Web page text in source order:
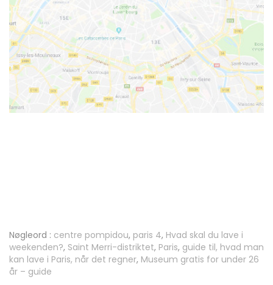
Nøgleord : centre pompidou, paris 4, Hvad skal du lave i
weekenden?, Saint Merri-distriktet, Paris, guide til, hvad man
kan lave i Paris, når det regner, Museum gratis for under 26
år – guide